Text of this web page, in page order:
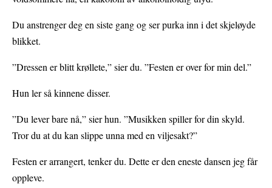
Du anstrenger deg en siste gang og ser purka inn i det skjeløyde
blikket.
”Dressen er blitt krøllete,” sier du. ”Festen er over for min del.”
Hun ler så kinnene disser.
”Du lever bare nå,” sier hun. ”Musikken spiller for din skyld.
Tror du at du kan slippe unna med en viljesakt?”
Festen er arrangert, tenker du. Dette er den eneste dansen jeg får
oppleve.